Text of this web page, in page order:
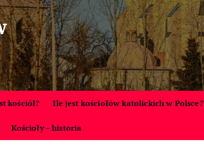
kościół? Ile jest kościołów katolickich w Polsce?
Kościoły – historia